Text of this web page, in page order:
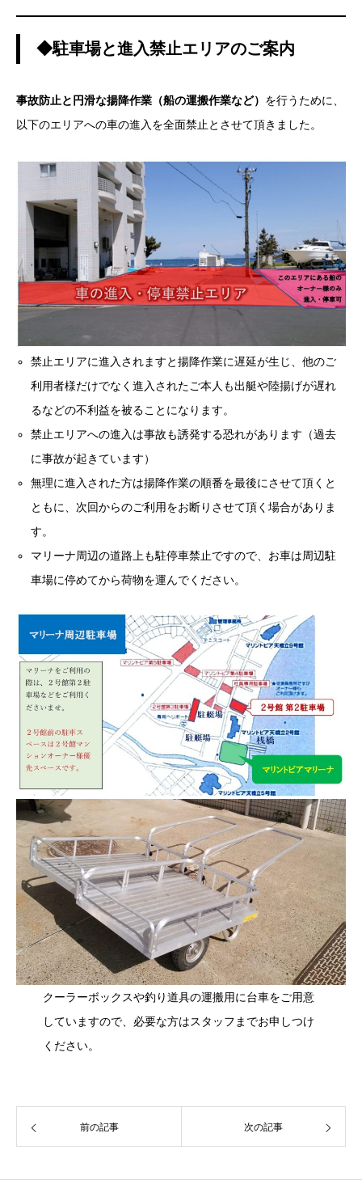
◆駐車場と進入禁止エリアのご案内
事故防止と円滑な揚降作業（船の運搬作業など） を行うために、
以下のエリアへの車の進入を全面禁止とさせて頂きました。
禁止エリアに進入されますと揚降作業に遅延が生じ、他のご
利用者様だけでなく進入されたご本人も出艇や陸揚げが遅れ
るなどの不利益を被ることになります。
禁止エリアへの進入は事故も誘発する恐れがあります（過去
に事故が起きています）
無理に進入された方は揚降作業の順番を最後にさせて頂くと
ともに、次回からのご利用をお断りさせて頂く場合がありま
す。
マリーナ周辺の道路上も駐停車禁止ですので、お車は周辺駐
車場に停めてから荷物を運んでください。
クーラーボックスや釣り道具の運搬用に台車をご用意
していますので、必要な方はスタッフまでお申しつけ
ください。
前の記事 次の記事